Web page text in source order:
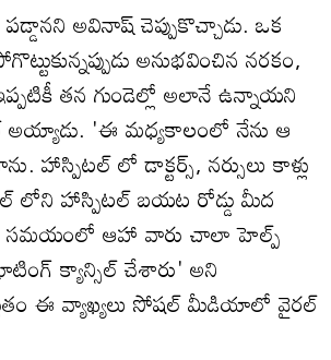
అవినాష్ చెప్పుకొచ్చాడు. ఒక
అనుభవించిన నరకం,
తన గుండెల్లో అలానే ఉన్నాయని
'ఈ మధ్యకాలంలో నేను ఆ
హాస్పిటల్ లో డాక్టర్స్, నర్సులు కాళ్లు
లోని హాస్పిటల్ బయట రోడ్డు మీద
సమయంలో ఆహా వారు చాలా హెల్ప్
క్యాన్సిల్ చేశారు' అని
ఈ వ్యాఖ్యలు సోషల్ మీడియాలో వైరల్